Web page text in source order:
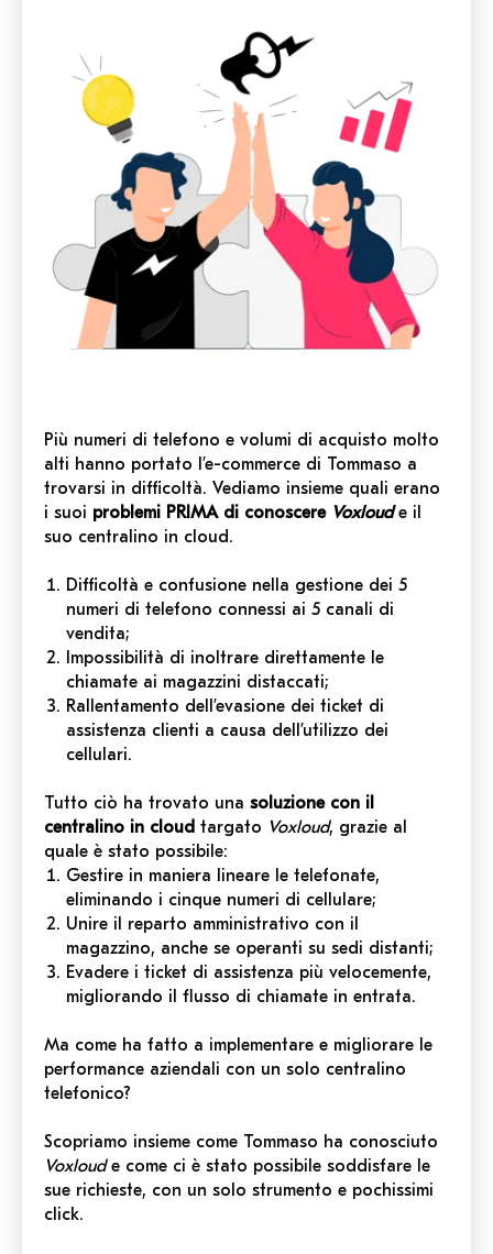
Più numeri di telefono e volumi di acquisto molto
alti hanno portato l’e-commerce di Tommaso a
trovarsi in difficoltà. Vediamo insieme quali erano
i suoi problemi PRIMA di conoscere Voxloude il
suo centralino in cloud.
Difficoltà e confusione nella gestione dei 5
numeri di telefono connessi ai 5 canali di
vendita;
Impossibilità di inoltrare direttamente le
chiamate ai magazzini distaccati;
Rallentamento dell’evasione dei ticket di
assistenza clienti a causa dell’utilizzo dei
cellulari.
Tutto ciò ha trovato una soluzione con il
centralino in cloud targato Voxloud, grazie al
quale è stato possibile:
Gestire in maniera lineare le telefonate,
eliminando i cinque numeri di cellulare;
Unire il reparto amministrativo con il
magazzino, anche se operanti su sedi distanti;
Evadere i ticket di assistenza più velocemente,
migliorando il flusso di chiamate in entrata.
Ma come ha fatto a implementare e migliorare le
performance aziendali con un solo centralino
telefonico?
Scopriamo insieme come Tommaso ha conosciuto
Voxloude come ci è stato possibile soddisfare le
sue richieste, con un solo strumento e pochissimi
click.